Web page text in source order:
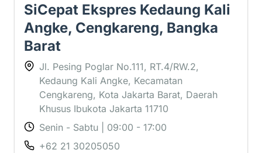
SiCepat Ekspres Kedaung Kali
Angke, Cengkareng, Bangka
Barat
Jl. Pesing Poglar No.111, RT.4/RW.2,
Kedaung Kali Angke, Kecamatan
Cengkareng, Kota Jakarta Barat, Daerah
Khusus Ibukota Jakarta 11710
Senin - Sabtu | 09:00 - 17:00
+62 21 30205050